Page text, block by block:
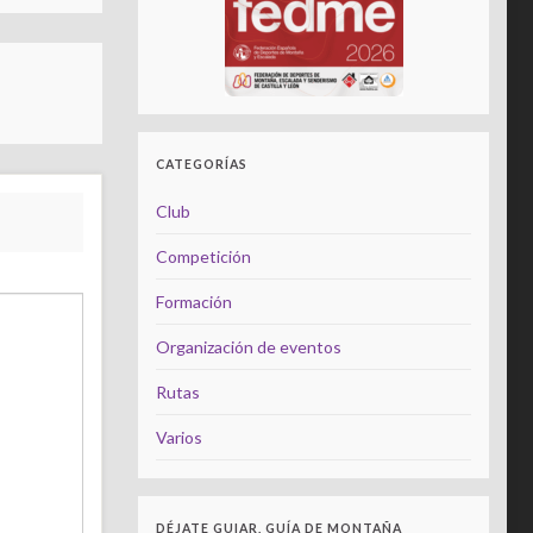
CATEGORÍAS
Club
Competición
Formación
Organización de eventos
Rutas
Varios
DÉJATE GUIAR, GUÍA DE MONTAÑA